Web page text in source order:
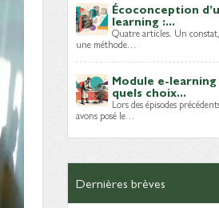
Écoconception
learning :...
Quatre articles. Un
une méthode…
Module e-
quels choix...
Lors des épisodes
avons posé le…
Dernières brèves